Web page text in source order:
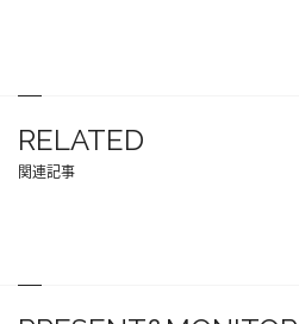
RELATED
関連記事